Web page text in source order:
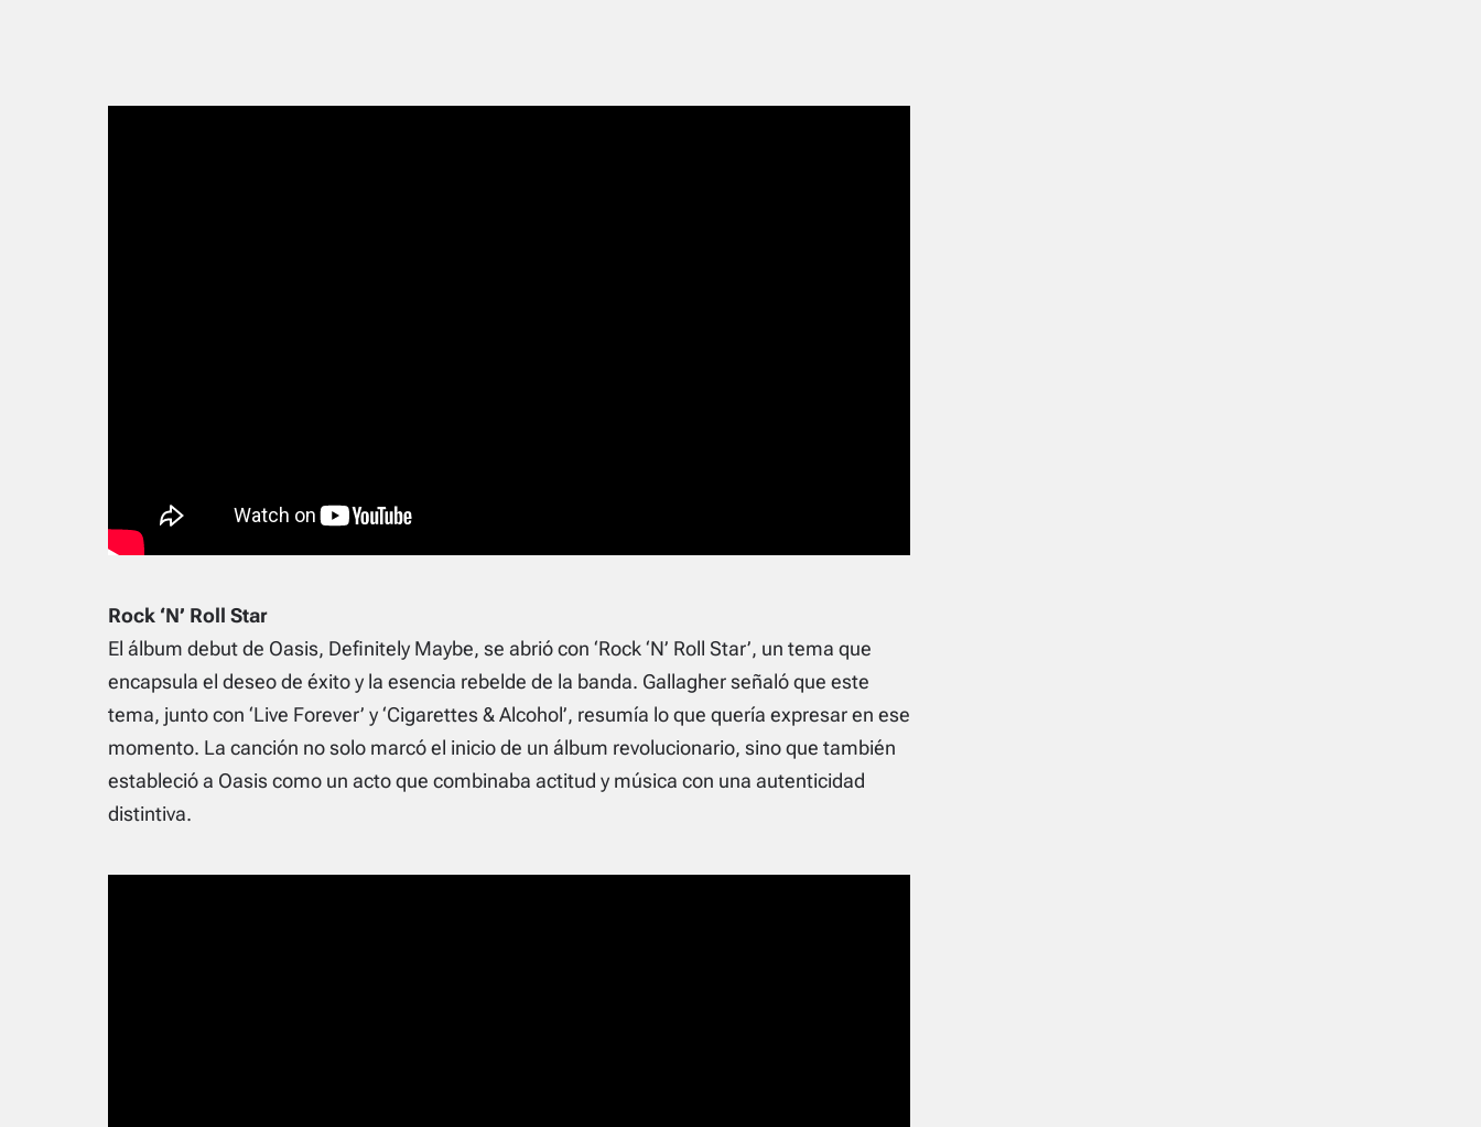
Rock ‘N’ Roll Star
El álbum debut de Oasis, Definitely Maybe, se abrió con ‘Rock ‘N’ Roll Star’, un tema que
encapsula el deseo de éxito y la esencia rebelde de la banda. Gallagher señaló que este
tema, junto con ‘Live Forever’ y ‘Cigarettes & Alcohol’, resumía lo que quería expresar en ese
momento. La canción no solo marcó el inicio de un álbum revolucionario, sino que también
estableció a Oasis como un acto que combinaba actitud y música con una autenticidad
distintiva.